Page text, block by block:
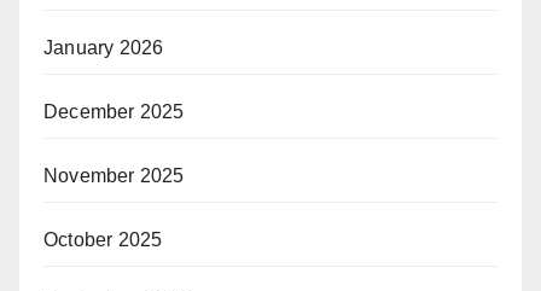
January 2026
December 2025
November 2025
October 2025